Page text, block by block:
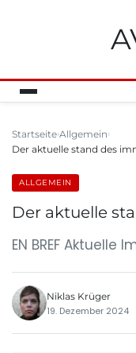
Startseite Allgemein
Der aktuelle stand des
ALLGEMEIN
Der aktuelle
EN BREF
Niklas Krüger
19. Dezember 2024